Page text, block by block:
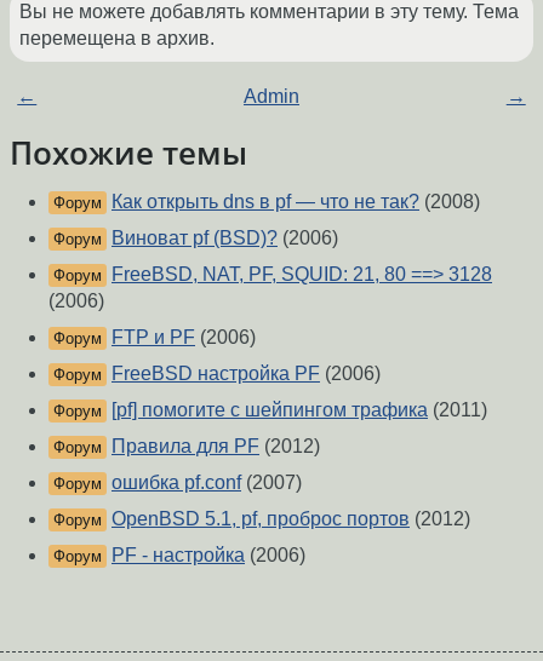
Вы не можете добавлять комментарии в эту тему. Тема
перемещена в архив.
← Admin →
Похожие темы
Форум Как открыть dns в pf — что не так? (2008)
Форум Виноват pf (BSD)? (2006)
Форум
FreeBSD, NAT, PF, SQUID: 21, 80 ==> 3128
(2006)
Форум FTP и PF (2006)
Форум FreeBSD настройка PF (2006)
Форум [pf] помогите с шейпингом трафика (2011)
Форум Правила для PF (2012)
Форум ошибка pf.conf(2007)
Форум OpenBSD 5.1, pf, проброс портов (2012)
Форум PF - настройка (2006)